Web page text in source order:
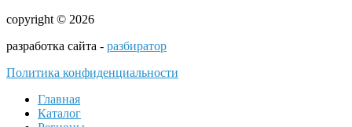
copyright © 2026
разработка сайта - разбиратор
Политика конфиденциальности
Главная
Каталог